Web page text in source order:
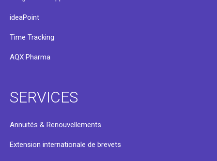
ideaPoint
Time Tracking
AQX Pharma
SERVICES
Annuités & Renouvellements
Extension internationale de brevets